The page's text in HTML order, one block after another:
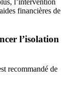
l’intervention
financières de
l’isolation
recommandé de